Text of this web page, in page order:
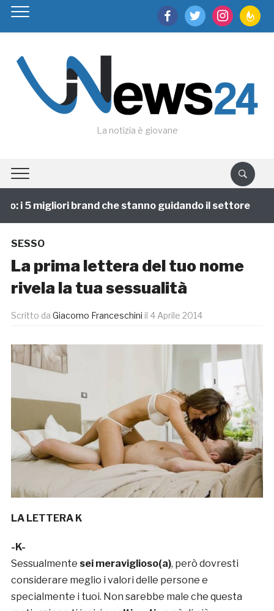
facebooktwitter instagram
La notizia è giovane
i 5 migliori brand che stanno guidando il settore
SESSO
La prima lettera del tuo nome
rivela la tua sessualità
Scritto da Giacomo Franceschini il 4 Aprile 2014
LA LETTERA K
-K-
Sessualmente sei meraviglioso(a), però dovresti
considerare meglio i valori delle persone e
specialmente i tuoi. Non sarebbe male che questa